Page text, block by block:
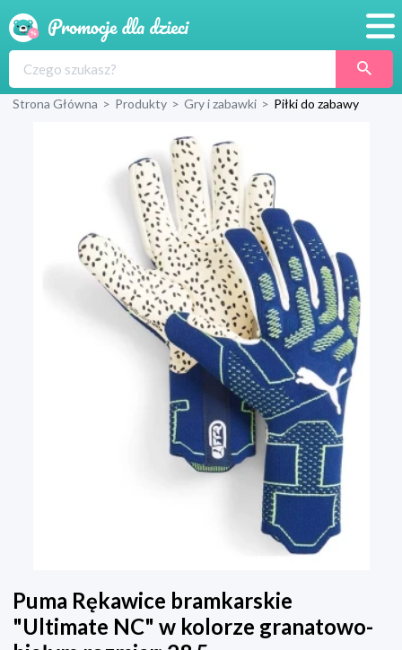
Produkty
Sklepy
Blog
Wyprawka
Strona Główna > Produkty > Gry i zabawki > Piłki do zabawy
Puma Rękawice bramkarskie
"Ultimate NC" w kolorze granatowo-